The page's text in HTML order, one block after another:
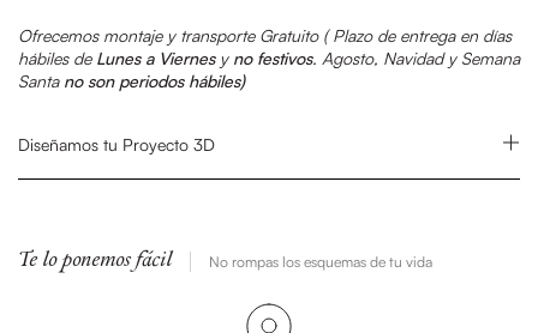
Ofrecemos montaje y transporte Gratuito ( Plazo de entrega en días
hábiles de Lunes a Viernesy no festivos. Agosto, Navidad y Semana
Santa no son periodos hábiles)
Diseñamos tu Proyecto 3D
Te lo ponemos fácil No rompas los esquemas de tu vida